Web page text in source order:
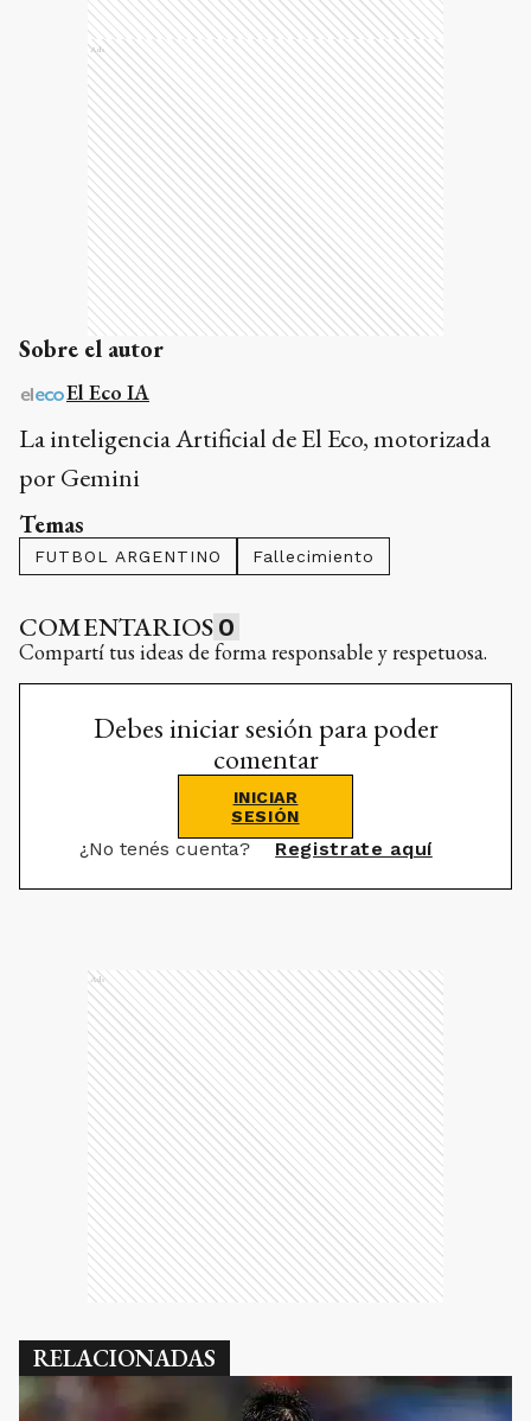
Ads
Sobre el autor
El Eco IA
La inteligencia Artificial de El Eco, motorizada
por Gemini
Temas
FUTBOL ARGENTINO Fallecimiento
COMENTARIOS 0
Compartí tus ideas de forma responsable y respetuosa.
Debes iniciar sesión para poder
comentar
INICIAR
SESIÓN
¿No tenés cuenta? Registrate aquí
Ads
RELACIONADAS